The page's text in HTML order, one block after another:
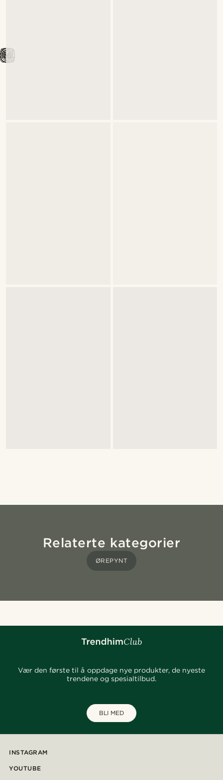
Relaterte kategorier
ØREPYNT
Vær den første til å oppdage nye produkter, de nyeste
trendene og spesialtilbud.
BLI MED
INSTAGRAM
YOUTUBE